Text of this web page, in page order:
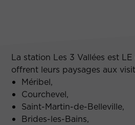
La station Les 3 Vallées est
offrent leurs paysages aux
Méribel,
Courchevel,
Saint-Martin-de-Belleville,
Brides-les-Bains,